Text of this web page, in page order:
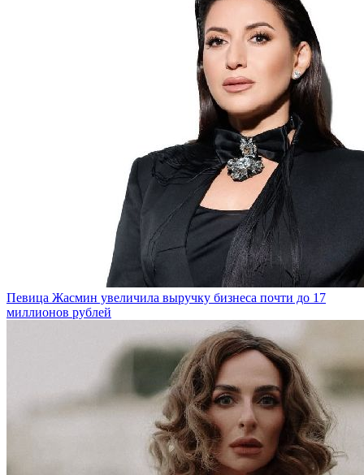
Певица Жасмин увеличила выручку бизнеса почти до 17
миллионов рублей